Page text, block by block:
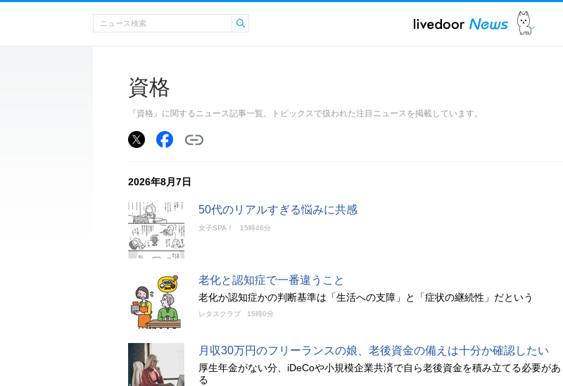
資格
『資格』に関するニュース記事一覧。トピックスで扱われた注目ニュースを掲載しています。
2026年8月7日
50代のリアルすぎる悩みに共感
女子SPA！ 15時46分
老化と認知症で一番違うこと
老化か認知症かの判断基準は「生活への支障」と「症状の継続性」だという
レタスクラブ 15時0分
月収30万円のフリーランスの娘、老後資金の備えは十分か確認したい
厚生年金がない分、iDeCoや小規模企業共済で自ら老後資金を積み立てる必要があ
る